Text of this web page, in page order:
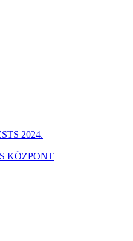
2024.
KÖZPONT